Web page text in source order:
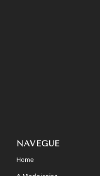
NAVEGUE
Home